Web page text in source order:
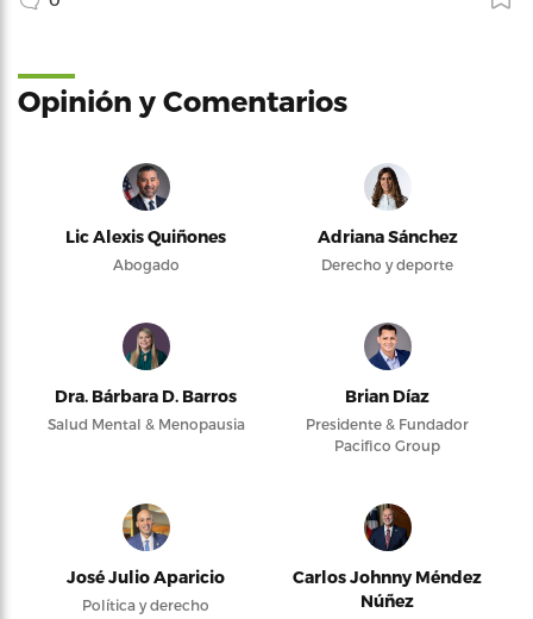
Opinión y Comentarios
Lic Alexis Quiñones
Abogado
Adriana Sánchez
Derecho y deporte
Dra. Bárbara D. Barros
Salud Mental & Menopausia
Brian Díaz
Presidente & Fundador
Pacifico Group
José Julio Aparicio
Política y derecho
Carlos Johnny Méndez
Núñez